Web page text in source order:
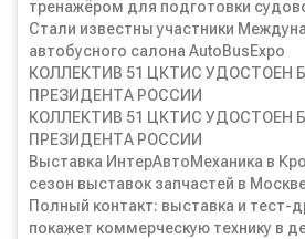
тренажёром для подготовки
Стали известны участники
автобусного салона AutoBusExpo
КОЛЛЕКТИВ 51 ЦКТИС УДОСТОЕН
ПРЕЗИДЕНТА РОССИИ
КОЛЛЕКТИВ 51 ЦКТИС УДОСТОЕН
ПРЕЗИДЕНТА РОССИИ
Выставка ИнтерАвтоМеханика в
сезон выставок запчастей в
Полный контакт: выставка и тест-
покажет коммерческую технику в